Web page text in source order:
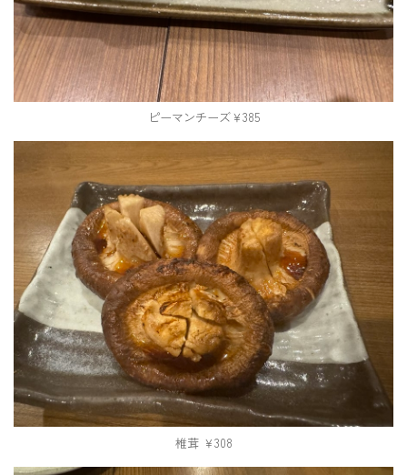
ピーマンチーズ￥385
椎茸 ￥308